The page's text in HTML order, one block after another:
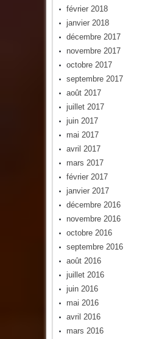
février 2018
janvier 2018
décembre 2017
novembre 2017
octobre 2017
septembre 2017
août 2017
juillet 2017
juin 2017
mai 2017
avril 2017
mars 2017
février 2017
janvier 2017
décembre 2016
novembre 2016
octobre 2016
septembre 2016
août 2016
juillet 2016
juin 2016
mai 2016
avril 2016
mars 2016